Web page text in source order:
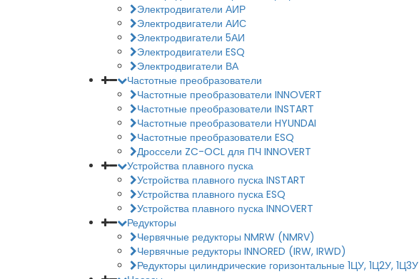
Электродвигатели АИР
Электродвигатели АИС
Электродвигатели 5АИ
Электродвигатели ESQ
Электродвигатели ВА
Частотные преобразователи
Частотные преобразователи INNOVERT
Частотные преобразователи INSTART
Частотные преобразователи HYUNDAI
Частотные преобразователи ESQ
Дроссели ZC-OCL для ПЧ INNOVERT
Устройства плавного пуска
Устройства плавного пуска INSTART
Устройства плавного пуска ESQ
Устройства плавного пуска INNOVERT
Редукторы
Червячные редукторы NMRW (NMRV)
Червячные редукторы INNORED (IRW, IRWD)
Редукторы цилиндрические горизонтальные 1ЦУ, 1Ц2У, 1Ц3У